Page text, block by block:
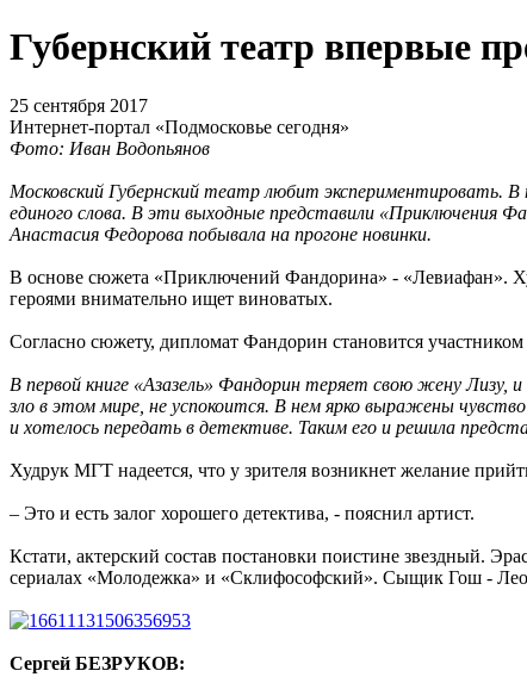
Губернский театр впервые
25 сентября 2017
Интернет-портал «Подмосковье сегодня»
Фото: Иван Водопьянов
Московский Губернский театр любит экспериментировать. В
единого слова. В эти выходные представили «Приключения
Анастасия Федорова побывала на прогоне новинки.
В основе сюжета «Приключений Фандорина» - «Левиафан».
героями внимательно ищет виноватых.
Согласно сюжету, дипломат Фандорин становится
В первой книге «Азазель» Фандорин теряет свою жену Лизу,
зло в этом мире, не успокоится. В нем ярко выражены
и хотелось передать в детективе. Таким его и решила
Худрук МГТ надеется, что у зрителя возникнет желание
– Это и есть залог хорошего детектива, - пояснил артист.
Кстати, актерский состав постановки поистине звездный.
сериалах «Молодежка» и «Склифософский». Сыщик Гош -
Сергей БЕЗРУКОВ: